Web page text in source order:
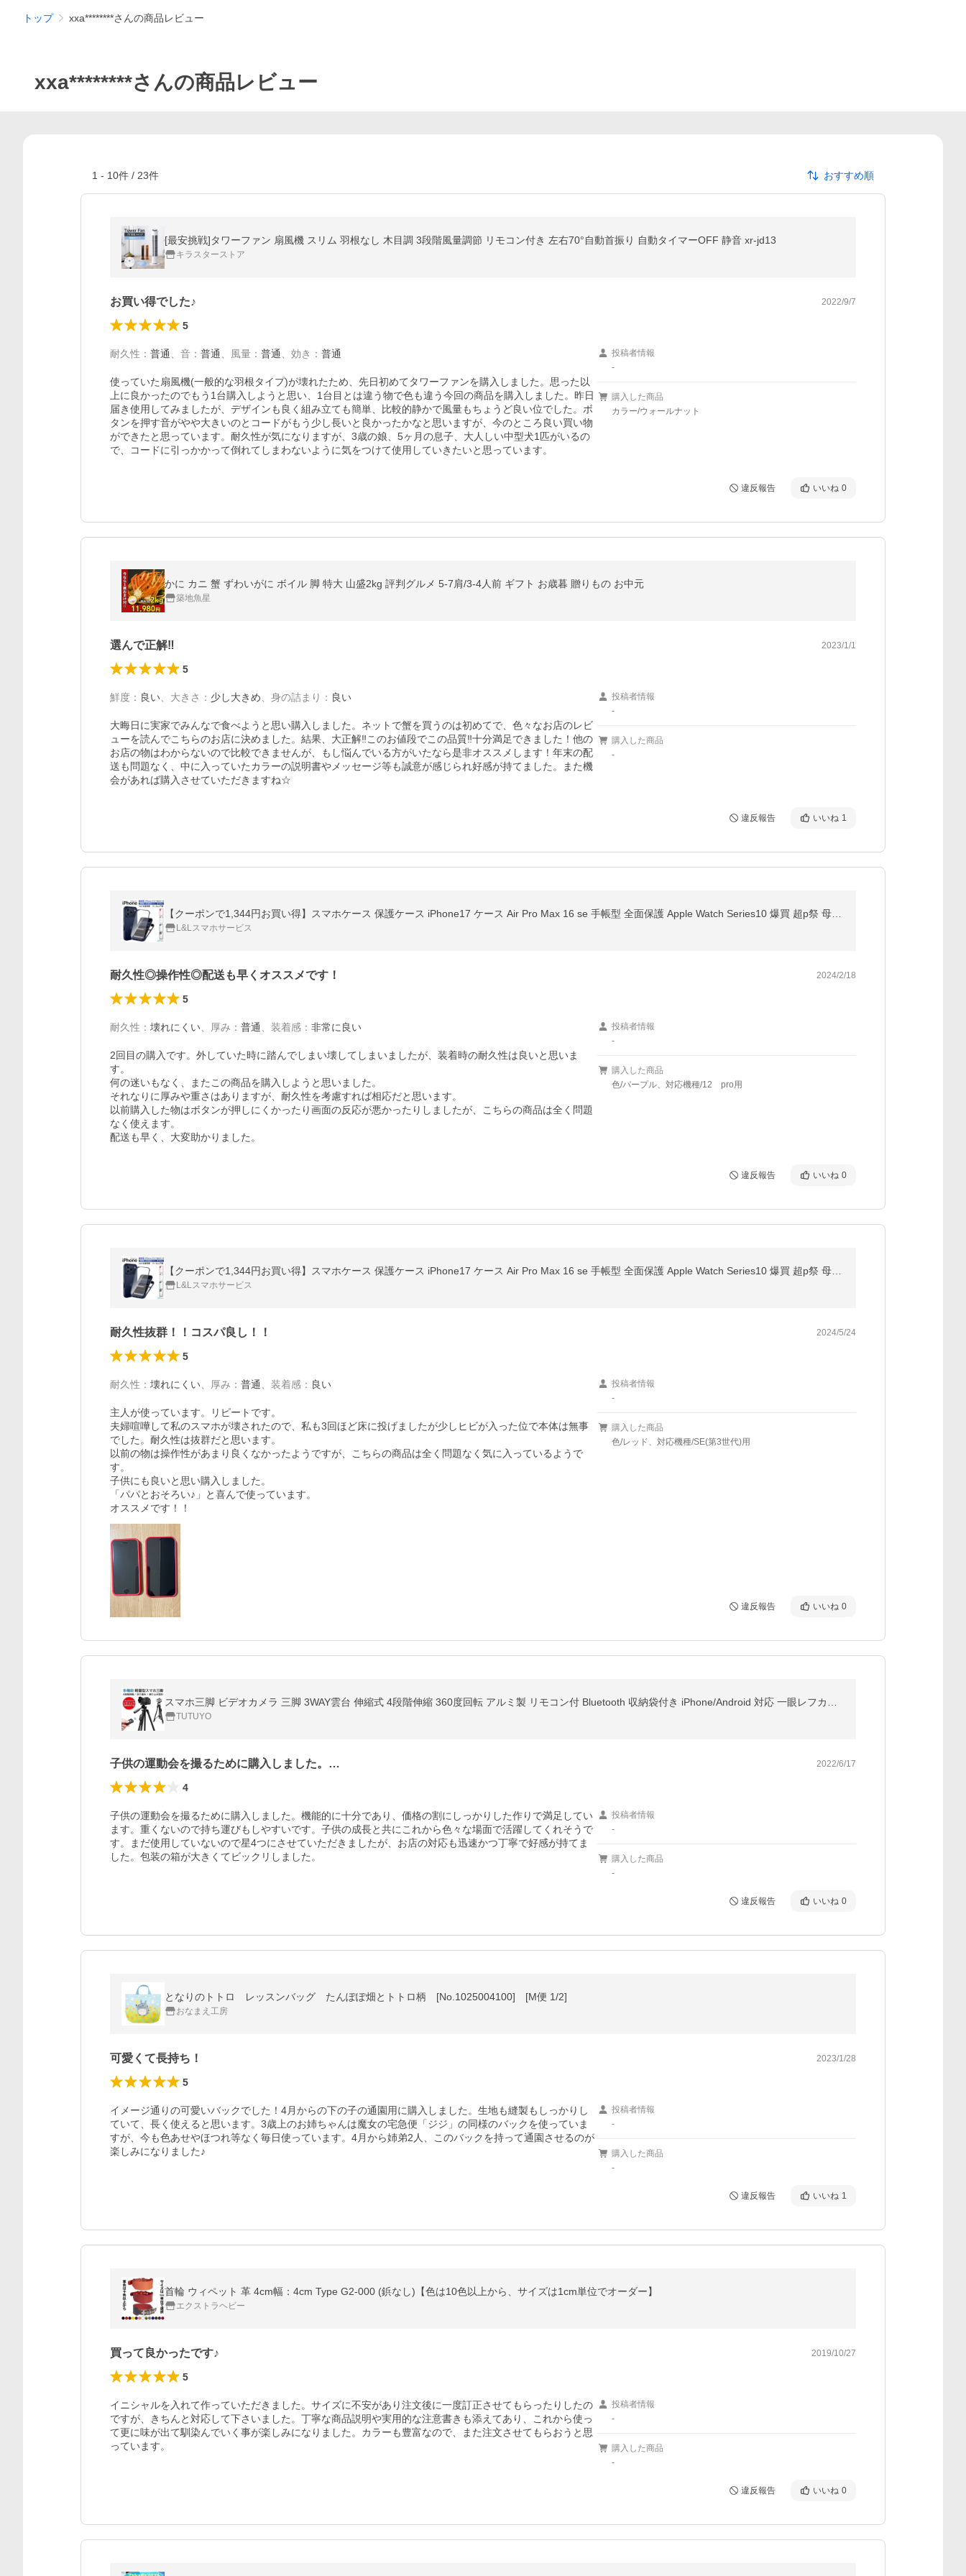
トップ xxa********さんの商品レビュー
xxa********さんの商品レビュー
1 - 10件 / 23件 おすすめ順
[最安挑戦]タワーファン 扇風機 スリム 羽根なし 木目調 3段階風量調節 リモコン付き 左右70°自動首振り 自動タイマーOFF 静音 xr-jd13
キラスターストア
お買い得でした♪ 2022/9/7
5
耐久性 ： 普通 音 ： 普通 風量 ： 普通 効き ： 普通
使っていた扇風機(一般的な羽根タイプ)が壊れたため、先日初めてタワーファンを購入しました。思った以
上に良かったのでもう1台購入しようと思い、1台目とは違う物で色も違う今回の商品を購入しました。昨日
届き使用してみましたが、デザインも良く組み立ても簡単、比較的静かで風量もちょうど良い位でした。ボ
タンを押す音がやや大きいのとコードがもう少し長いと良かったかなと思いますが、今のところ良い買い物
ができたと思っています。耐久性が気になりますが、3歳の娘、5ヶ月の息子、大人しい中型犬1匹がいるの
で、コードに引っかかって倒れてしまわないように気をつけて使用していきたいと思っています。
投稿者情報
-
購入した商品
カラー/ウォールナット
違反報告 いいね 0
かに カニ 蟹 ずわいがに ボイル 脚 特大 山盛2kg 評判グルメ 5-7肩/3-4人前 ギフト お歳暮 贈りもの お中元
築地魚星
選んで正解‼︎ 2023/1/1
5
鮮度 ： 良い 大きさ ： 少し大きめ 身の詰まり ： 良い
大晦日に実家でみんなで食べようと思い購入しました。ネットで蟹を買うのは初めてで、色々なお店のレビ
ューを読んでこちらのお店に決めました。結果、大正解‼︎このお値段でこの品質‼︎十分満足できました！他の
お店の物はわからないので比較できませんが、もし悩んでいる方がいたなら是非オススメします！年末の配
送も問題なく、中に入っていたカラーの説明書やメッセージ等も誠意が感じられ好感が持てました。また機
会があれば購入させていただきますね☆
投稿者情報
-
購入した商品
-
違反報告 いいね 1
L&Lスマホサービス
耐久性◎操作性◎配送も早くオススメです！ 2024/2/18
5
耐久性 ： 壊れにくい 厚み ： 普通 装着感 ： 非常に良い
2回目の購入です。外していた時に踏んでしまい壊してしまいましたが、装着時の耐久性は良いと思いま
す。
何の迷いもなく、またこの商品を購入しようと思いました。
それなりに厚みや重さはありますが、耐久性を考慮すれば相応だと思います。
以前購入した物はボタンが押しにくかったり画面の反応が悪かったりしましたが、こちらの商品は全く問題
なく使えます。
配送も早く、大変助かりました。
投稿者情報
-
購入した商品
色/パープル、対応機種/12 pro用
違反報告 いいね 0
L&Lスマホサービス
耐久性抜群！！コスパ良し！！ 2024/5/24
5
耐久性 ： 壊れにくい 厚み ： 普通 装着感 ： 良い
主人が使っています。リピートです。
夫婦喧嘩して私のスマホが壊されたので、私も3回ほど床に投げましたが少しヒビが入った位で本体は無事
でした。耐久性は抜群だと思います。
以前の物は操作性があまり良くなかったようですが、こちらの商品は全く問題なく気に入っているようで
す。
子供にも良いと思い購入しました。
「パパとおそろい♪」と喜んで使っています。
オススメです！！
投稿者情報
-
購入した商品
色/レッド、対応機種/SE(第3世代)用
違反報告 いいね 0
TUTUYO
子供の運動会を撮るために購入しました。… 2022/6/17
4
子供の運動会を撮るために購入しました。機能的に十分であり、価格の割にしっかりした作りで満足してい
ます。重くないので持ち運びもしやすいです。子供の成長と共にこれから色々な場面で活躍してくれそうで
す。まだ使用していないので星4つにさせていただきましたが、お店の対応も迅速かつ丁寧で好感が持てま
した。包装の箱が大きくてビックリしました。
投稿者情報
-
購入した商品
-
違反報告 いいね 0
となりのトトロ レッスンバッグ たんぽぽ畑とトトロ柄 [No.1025004100] [M便 1/2]
おなまえ工房
可愛くて長持ち！ 2023/1/28
5
イメージ通りの可愛いバックでした！4月からの下の子の通園用に購入しました。生地も縫製もしっかりし
ていて、長く使えると思います。3歳上のお姉ちゃんは魔女の宅急便「ジジ」の同様のバックを使っていま
すが、今も色あせやほつれ等なく毎日使っています。4月から姉弟2人、このバックを持って通園させるのが
楽しみになりました♪
投稿者情報
-
購入した商品
-
違反報告 いいね 1
首輪 ウィペット 革 4cm幅：4cm Type G2-000 (鋲なし)【色は10色以上から、サイズは1cm単位でオーダー】
エクストラヘビー
買って良かったです♪ 2019/10/27
5
イニシャルを入れて作っていただきました。サイズに不安があり注文後に一度訂正させてもらったりしたの
ですが、きちんと対応して下さいました。丁寧な商品説明や実用的な注意書きも添えてあり、これから使っ
て更に味が出て馴染んでいく事が楽しみになりました。カラーも豊富なので、また注文させてもらおうと思
っています。
投稿者情報
-
購入した商品
-
違反報告 いいね 0